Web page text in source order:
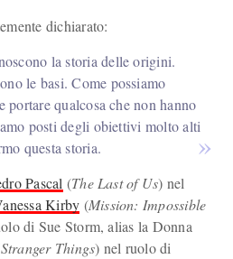
dichiarato:
la storia delle origini.
le basi. Come possiamo
portare qualcosa che non hanno
posti degli obiettivi molto alti
questa storia.
Pascal (The Last of Us) nel
Kirby (Mission: Impossible
di Sue Storm, alias la Donna
Stranger Things) nel ruolo di